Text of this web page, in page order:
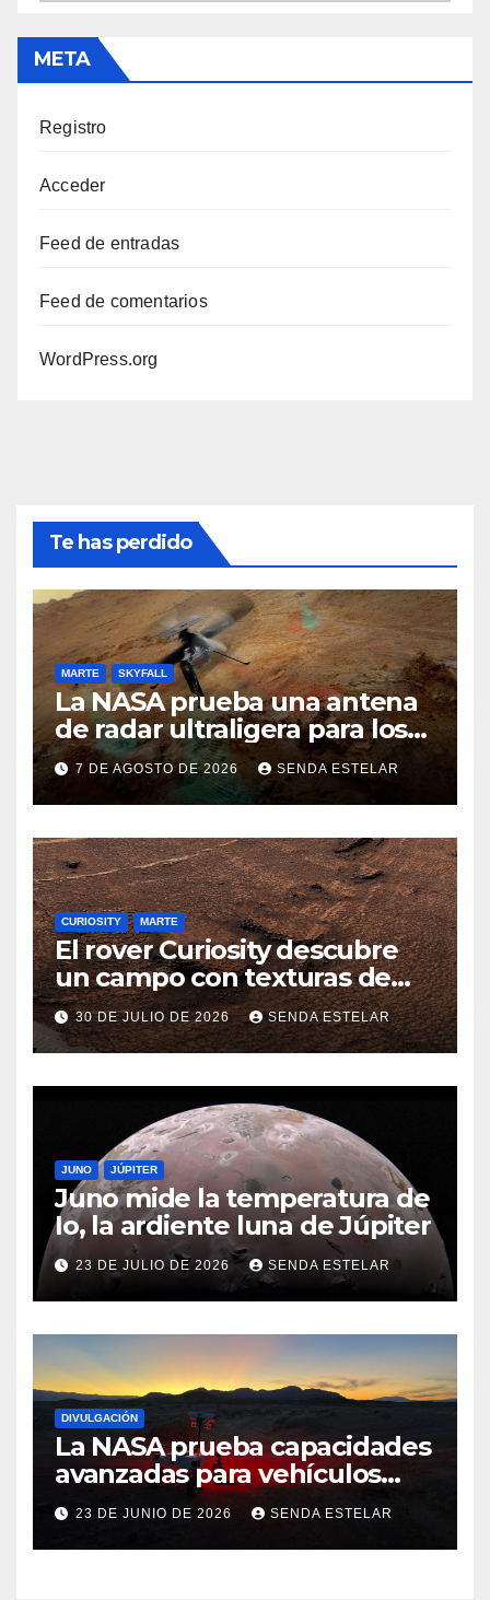
META
Registro
Acceder
Feed de entradas
Feed de comentarios
WordPress.org
Te has perdido
MARTE SKYFALL
La NASA prueba una antena
de radar ultraligera para los
helicópteros SkyFall Mars
7 DE AGOSTO DE 2026 SENDA ESTELAR
CURIOSITY MARTE
El rover Curiosity descubre
un campo con texturas de
panal
30 DE JULIO DE 2026 SENDA ESTELAR
JUNO JÚPITER
Juno mide la temperatura de
Io, la ardiente luna de Júpiter
23 DE JULIO DE 2026 SENDA ESTELAR
DIVULGACIÓN
La NASA prueba capacidades
avanzadas para vehículos
exploradores lunares y
marcianos.
23 DE JUNIO DE 2026 SENDA ESTELAR